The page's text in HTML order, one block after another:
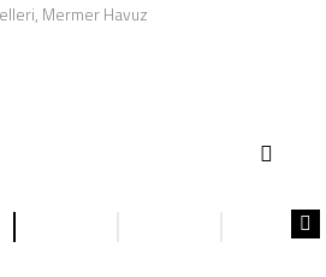
Mermer Havuz